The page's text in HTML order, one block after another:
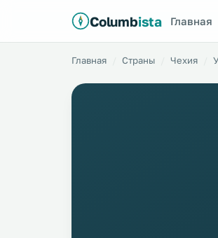
Columbista Главная
Главная Страны Чехия